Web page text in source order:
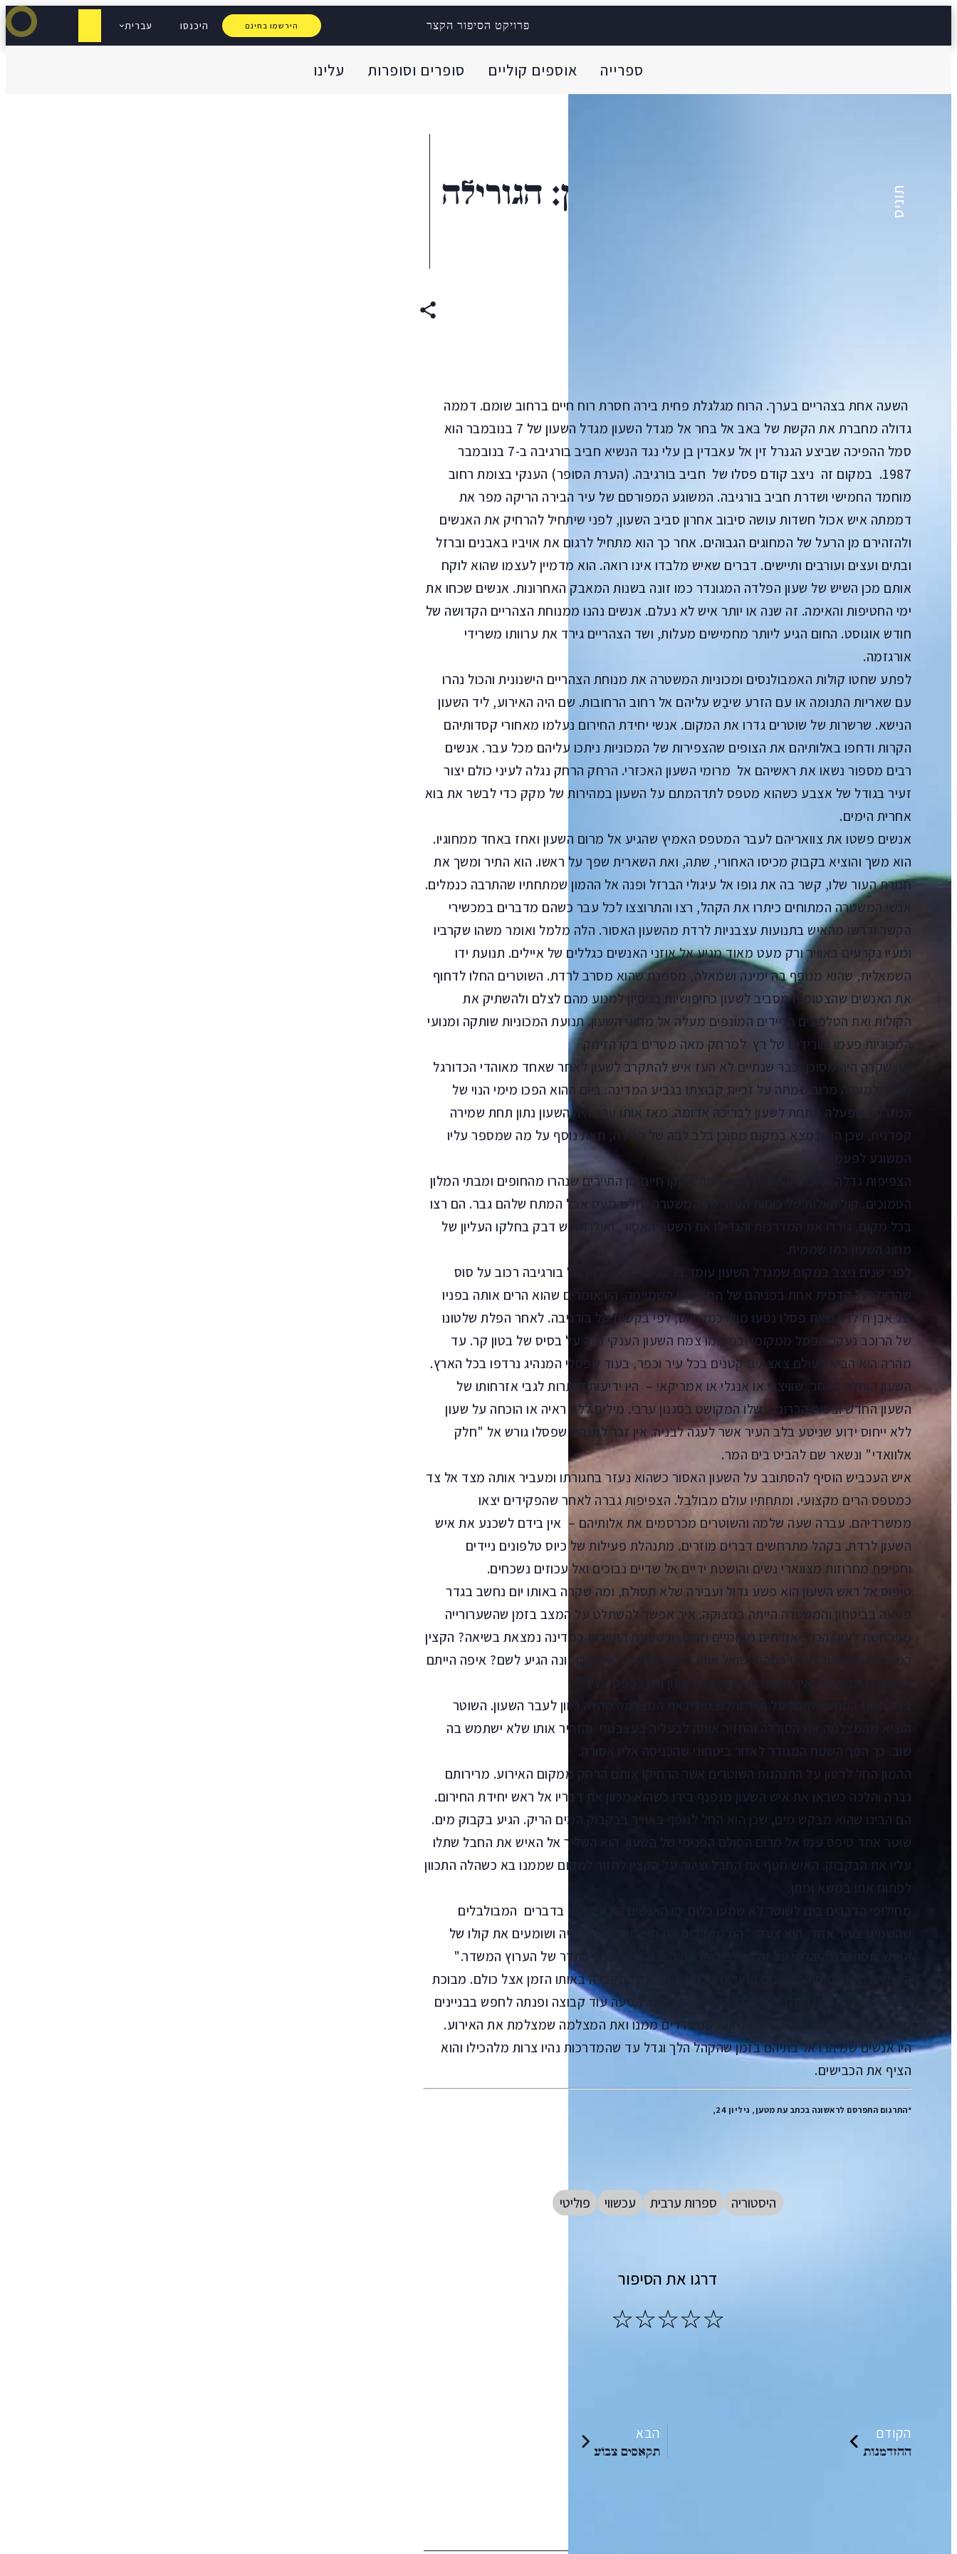
פרויקט הסיפור הקצר הירשמו בחינם היכנסו עברית
ספרייה אוספים קוליים סופרים וסופרות עלינו
תוניס המרד – פרק מתוך רומן: הגורילה
השעה אחת בצהריים בערך. הרוח מגלגלת פחית בירה חסרת רוח חיים ברחוב שומם. דממה
גדולה מחברת את הקשת של בּאבּ אל בּחר אל מגדל השעון מגדל השעון של 7 בנובמבר הוא
סמל ההפיכה שביצע הגנרל זין אל עאבדין בן עלי נגד הנשיא חביב בורגיבה ב-7 בנובמבר
1987. במקום זה ניצב קודם פסלו של חביב בורגיבה. (הערת הסופר) הענקי בצומת רחוב
מוחמד החמישי ושדרת חביב בורגיבה. המשוגע המפורסם של עיר הבירה הריקה מפר את
דממתה איש אכול חשדות עושה סיבוב אחרון סביב השעון, לפני שיתחיל להרחיק את האנשים
ולהזהירם מן הרעל של המחוגים הגבוהים. אחר כך הוא מתחיל לרגום את אויביו באבנים וברזל
ובתים ועצים ועורבים ותיישים. דברים שאיש מלבדו אינו רואה. הוא מדמיין לעצמו שהוא לוקח
אותם מכן השיש של שעון הפלדה המגונדר כמו זונה בשנות המאבק האחרונות. אנשים שכחו את
ימי החטיפות והאימה. זה שנה או יותר איש לא נעלם. אנשים נהנו ממנוחת הצהריים הקדושה של
חודש אוגוסט. החום הגיע ליותר מחמישים מעלות, ושד הצהריים גירד את ערוותו משרידי
אורגזמה.
לפתע שחטו קולות האמבולנסים ומכוניות המשטרה את מנוחת הצהריים הישנונית והכול נהרו
עם שאריות התנומה או עם הזרע שיבַש עליהם אל רחוב הרחובות. שם היה האירוע, ליד השעון
הנישא. שרשרות של שוטרים גדרו את המקום. אנשי יחידת החירום נעלמו מאחורי קסדותיהם
הקרות ודחפו באלותיהם את הצופים שהצפירות של המכוניות ניתכו עליהם מכל עבר. אנשים
רבים מספור נשאו את ראשיהם אל מרומי השעון האכזרי. הרחק הרחק נגלה לעיני כולם יצור
זעיר בגודל של אצבע כשהוא מטפס לתדהמתם על השעון במהירות של מקק כדי לבשר את בוא
אחרית הימים.
אנשים פשטו את צוואריהם לעבר המטפס האמיץ שהגיע אל מרום השעון ואחז באחד ממחוגיו.
הוא משך והוציא בקבוק מכיסו האחורי, שתה, ואת השארית שפך על ראשו. הוא התיר ומשך את
חגורת העור שלו, קשר בה את גופו אל עיגולי הברזל ופנה אל ההמון שמתחתיו שהתרבה כנמלים.
אנשי המשטרה המתוחים כיתרו את הקהל, רצו והתרוצצו לכל עבר כשהם מדברים במכשירי
הקשר ודרשו מהאיש בתנועות עצבניות לרדת מהשעון האסור. הלה מלמל ואומר משהו שקרביו
ומעיו נקרעים באוויר ורק מעט מאוד מגיע אל אוזני האנשים כגללים של איילים. תנועת ידו
השמאלית, שהוא מנופף בה ימינה ושמאלה, מסמנת שהוא מסרב לרדת. השוטרים החלו לדחוף
את האנשים שהצטופפו מסביב לשעון כחיפושיות בניסיון למנוע מהם לצלם ולהשתיק את
הקולות ואת הטלפונים הניידים המונפים מעלה אל מחוגי השעון. תנועת המכוניות שותקה ומנועי
המכוניות פעמו כוורידים של רץ למרחק מאה מטרים בקו הזינוק.
מה שקרה היה מסוכן, כבר שנתיים לא העז איש להתקרב לשעון לאחר שאחד מאוהדי הכדורגל
נפל מלמעלה מרוב שמחה על זכיית קבוצתו בגביע המדינה. ביום ההוא הפכו מימי הנוי של
המזרקה שפעלה מתחת לשעון לבריכה אדומה. מאז אותו ערב היה השעון נתון תחת שמירה
קפדנית, שכן הוא נמצא במקום מסוכן בלב לבה של הבירה, וזאת נוסף על מה שמספר עליו
המשוגע לפעמים.
הצפיפות גדלה והלכה, והשורות הראשונות שקקו חיים מן התיירים שנהרו מהחופים ומבתי המלון
הסמוכים. קול האלות של כוחות העזר של המשטרה נחלש מעט אבל המתח שלהם גבר. הם רצו
בכל מקום, גידרו את המדרכות והגדילו את השטח האסור, ואילו האיש דבק בחלקו העליון של
מחוג השעון כמו שממית.
לפני שנים ניצב במקום שמגדל השעון עומד בו עכשיו, פסל ירוק של בורגיבה רכוב על סוס
שהרים רגל קדמית אחת בפניהם של המביטים השמיימה. היו אומרים שהוא הרים אותה בפניו
של אִבְּן ח'לדוּן שאת פסלו נטעו מולו כמו סיוט, לפי בקשתו של בורגיבה. לאחר הפלת שלטונו
של הרוכב נעקר הפסל ממקומו ובמקומו צמח השעון הענקי הזה על בסיס של בטון קר. עד
מהרה הוא הביא לעולם צאצאים קטנים בכל עיר וכפר, בעוד שפסלי המנהיג נרדפו בכל הארץ.
השעון הוחלף באחר, שוויצרי או אנגלי או אמריקאי – היו ידיעות סותרות לגבי אזרחותו של
השעון החדש ובסיס הברונזה שלו המקושט בסגנון ערבי. מילים ללא ראיה או הוכחה על שעון
ללא ייחוס ידוע שניטע בלב העיר אשר לעגה לבניה. אין זכר למנהיג שפסלו גורש אל "חלק
אלוואדי" ונשאר שם להביט בים המר.
איש העכביש הוסיף להסתובב על השעון האסור כשהוא נעזר בחגורתו ומעביר אותה מצד אל צד
כמטפס הרים מקצועי. ומתחתיו עולם מבולבל. הצפיפות גברה לאחר שהפקידים יצאו
ממשרדיהם. עברה שעה שלמה והשוטרים מכרסמים את אלותיהם – אין בידם לשכנע את איש
השעון לרדת. בקהל מתרחשים דברים מוזרים. מתנהלת פעילות של כיוס טלפונים ניידים
וחטיפת מחרוזות מצווארי נשים והושטת ידיים אל שדיים נבוכים ואל עכוזים נשכחים.
טיפוס אל ראש השעון הוא פשע גדול ועבירה שלא תסולח, ומה שקרה באותו יום נחשב בגדר
פגיעה בביטחון והמשטרה הייתה במצוקה. איך אפשר להשתלט על המצב בזמן שהשערורייה
מתרחשת לעיני הכול: אזרחים מקומיים וזרים, וכשעונת התיירות במדינה נמצאת בשיאה? הקצין
כמעט טורף שוטר מובס כשהוא שואל אותו בפעם האלף: "איך הבן זונה הגיע לשם? איפה הייתם
בהמות שכמותכם? איך נתתם לו להתקרב לשעון וגם לטפס עליו?"
בצד השני הסתער שוטר על תייר ותלש מידיו את המצלמה שהלה כיוון לעבר השעון. השוטר
הוציא מהמצלמה את הסוללה והחזיר אותה לבעליה בעצבנות והזהיר אותו שלא ישתמש בה
שוב. כך הפך השטח המגודר לאזור ביטחוני שהכניסה אליו אסורה.
ההמון החל לרטון על התנהגות השוטרים אשר הרחיקו אותם הרחק ממקום האירוע. מרירותם
גברה והלכה כשראו את איש השעון מנפנף בידו כשהוא מכוון את דבריו אל ראש יחידת החירום.
הם הבינו שהוא מבקש מים, שכן הוא החל לנופף באוויר בבקבוק המים הריק. הגיע בקבוק מים.
שוטר אחד טיפס עמו אל מרום הסולם הפנימי של השעון. הוא השליך אל האיש את החבל שתלו
עליו את הבקבוק. האיש חטף את החבל וציווה על הקצין לחזור למקום שממנו בא כשהלה התכוון
לפתוח אתו במשא ומתן.
מחילופי הדברים בינו לשוטר לא שמעו כלום. כי האנשים היו עסוקים בדברים המבולבלים
שהשמיע צעיר אחד, הוא צעק: "הם משדרים את האירועים בטלוויזיה ושומעים את קולו של
האיש. תסתכלו, קיבלתי על זה בטלפון הודעה קצרה עם מספר התדר של הערוץ המשדר."
האנשים הוציאו את הטלפונים הניידים שלהם. ההודעה התקבלה באותו הזמן אצל כולם. מבוכת
השוטרים גברה והם החלו לחפש דבר מה כמשוגעים. הגיעה עוד קבוצה ופנתה לחפש בבניינים
שממול ובבניינים הסמוכים את המקום שמשדרים ממנו ואת המצלמה שמצלמת את האירוע.
היו אנשים שמיהרו אל בתיהם בזמן שהקהל הלך וגדל עד שהמדרכות נהיו צרות מלהכילו והוא
הציף את הכבישים.
*התרגום התפרסם לראשונה בכתב עת מטען, גיליון 24,
היסטוריה ספרות ערבית עכשווי פוליטי
דרגו את הסיפור
הקודם
ההזדמנות
הבא
תקאסים צבוֹע